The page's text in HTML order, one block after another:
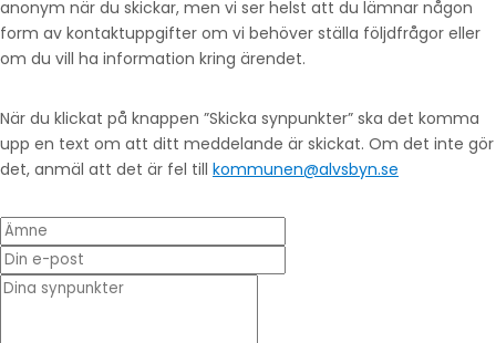
anonym när du skickar, men vi ser helst att du lämnar någon
form av kontaktuppgifter om vi behöver ställa följdfrågor eller
om du vill ha information kring ärendet.
När du klickat på knappen ”Skicka synpunkter” ska det komma
upp en text om att ditt meddelande är skickat. Om det inte gör
det, anmäl att det är fel till kommunen@alvsbyn.se
Ämne
Din e-post
* Dina synpunkter